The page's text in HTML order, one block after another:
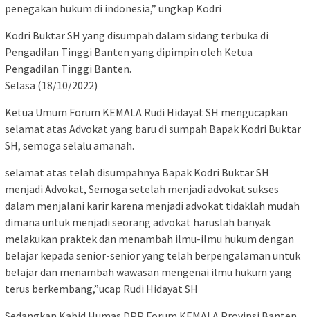
penegakan hukum di indonesia,” ungkap Kodri
Kodri Buktar SH yang disumpah dalam sidang terbuka di
Pengadilan Tinggi Banten yang dipimpin oleh Ketua
Pengadilan Tinggi Banten.
Selasa (18/10/2022)
Ketua Umum Forum KEMALA Rudi Hidayat SH mengucapkan
selamat atas Advokat yang baru di sumpah Bapak Kodri Buktar
SH, semoga selalu amanah.
selamat atas telah disumpahnya Bapak Kodri Buktar SH
menjadi Advokat, Semoga setelah menjadi advokat sukses
dalam menjalani karir karena menjadi advokat tidaklah mudah
dimana untuk menjadi seorang advokat haruslah banyak
melakukan praktek dan menambah ilmu-ilmu hukum dengan
belajar kepada senior-senior yang telah berpengalaman untuk
belajar dan menambah wawasan mengenai ilmu hukum yang
terus berkembang,”ucap Rudi Hidayat SH